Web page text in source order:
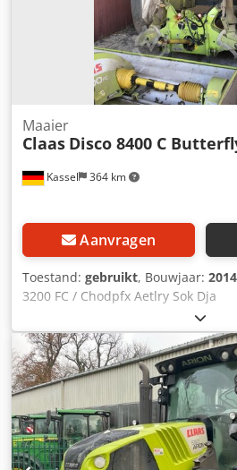
Kassel 364 km
Maaier
Claas Disco 8400 C
Aanvragen
Toestand: gebruikt, Bouwjaar: 2014
3200 FC / Chodpfx Aetlry Sok Dja